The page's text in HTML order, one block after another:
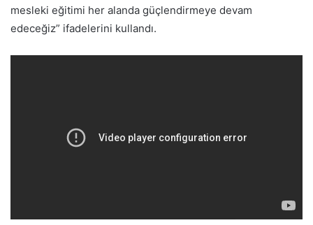
mesleki eğitimi her alanda güçlendirmeye devam
edeceğiz” ifadelerini kullandı.